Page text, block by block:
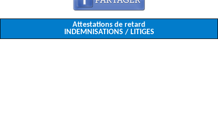
Attestations de retard
INDEMNISATIONS / LITIGES